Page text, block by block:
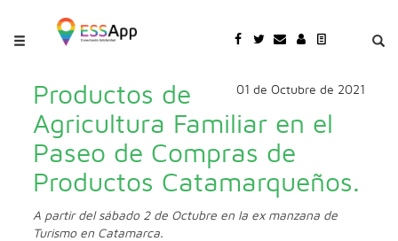
01 de Octubre de 2021
Productos de
Agricultura Familiar en el
Paseo de Compras de
Productos Catamarqueños.
A partir del sábado 2 de Octubre en la ex manzana de
Turismo en Catamarca.